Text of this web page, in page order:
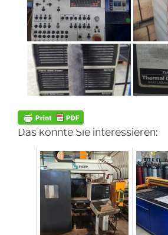
Das könnte Sie interessieren: